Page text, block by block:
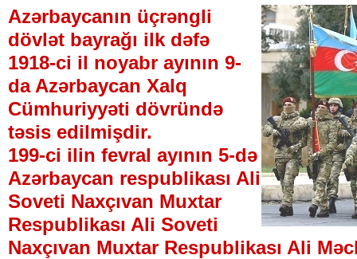
Azərbaycanın üçrəngli
dövlət bayrağı ilk dəfə
1918-ci il noyabr ayının 9-
da Azərbaycan Xalq
Cümhuriyyəti dövründə
təsis edilmişdir.
199-ci ilin fevral ayının 5-də
Azərbaycan respublikası Ali
Soveti Naxçıvan Muxtar
Respublikası Ali Soveti
Naxçıvan Muxtar Respublikası Ali